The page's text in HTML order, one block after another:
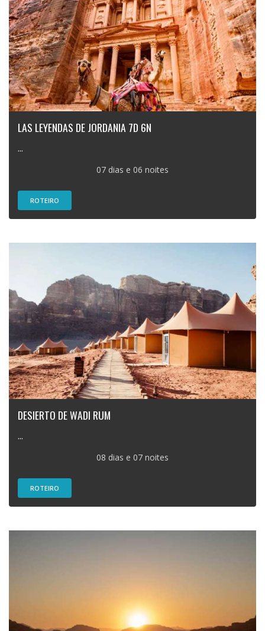
LAS LEYENDAS DE JORDANIA 7D 6N
...
07 dias e 06 noites
ROTEIRO
DESIERTO DE WADI RUM
...
08 dias e 07 noites
ROTEIRO